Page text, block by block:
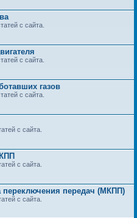
с сайта.
с сайта.
газов
с сайта.
с сайта.
с сайта.
переключения передач (МКПП)
с сайта.